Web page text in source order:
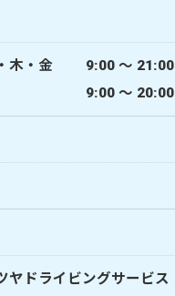
木・金 9:00 〜 21:00
祝 9:00 〜 20:00
ヤドライビングサービス